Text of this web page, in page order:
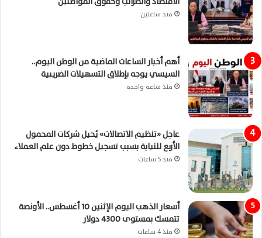
منذ ساعتين
أهم أخبار الساعات الماضية من الوطن اليوم..
السيسي يوجه بإطلاق التسهيلات الضريبية
منذ ساعة واحدة
عاجل «تنظيم الاتصالات» يُحيل شركات المحمول
الأربع للنيابة بسبب تسجيل خطوط دون علم العملاء
منذ 5 ساعات
أسعار الذهب اليوم الإثنين 10 أغسطس.. الأونصة
تتمسك بمستوى 4300 دولار
منذ 4 ساعات